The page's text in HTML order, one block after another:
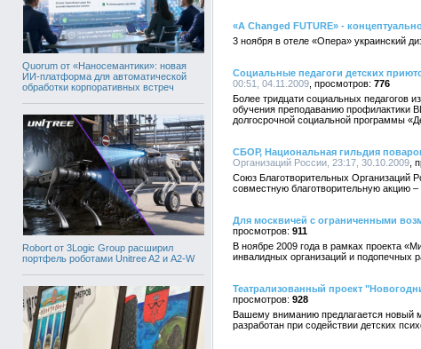
Quorum от «Наносемантики»: новая
ИИ-платформа для автоматической
обработки корпоративных встреч
Robort от 3Logic Group расширил
портфель роботами Unitree A2 и A2-W
«A Changed FUTURE» -
3 ноября в отеле «Опера» украинский
Социальные педагоги детских
00:51, 04.11.2009
776
Более тридцати социальных педагогов
обучения преподаванию профилактики
долгосрочной социальной программы
СБОР, Национальная гильдия
Организаций России, 23:17, 30.10.2009
Союз Благотворительных Организаций
совместную благотворительную акцию –
Для москвичей с ограниченными
911
В ноябре 2009 года в рамках проекта
инвалидных организаций и подопечных
Театрализованный проект
928
Вашему вниманию предлагается новый
разработан при содействии детских